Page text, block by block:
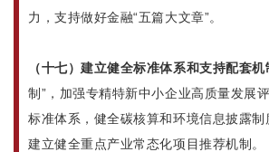
力，支持做好金融“五篇大文章”。
（十七）建立健全标准体系和支持配套机
制”，加强专精特新中小企业高质量发展
标准体系，健全碳核算和环境信息披露
建立健全重点产业常态化项目推荐机制。